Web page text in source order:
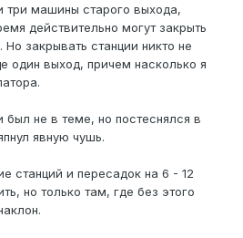
три машины старого выхода,
действительно могут закрыть
закрывать станции никто не
один выход, причем насколько я
не в теме, но постеснялся в
явную чушь.
станций и пересадок на 6 - 12
но только там, где без этого